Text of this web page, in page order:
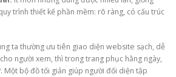
trình thiết kế phần mềm: rõ ràng, có cấu trúc
ta thường ưu tiên giao diện website sạch, dễ
người xem, thì trong trang phục hằng ngày,
Một bộ đồ tối giản giúp người đối diện tập